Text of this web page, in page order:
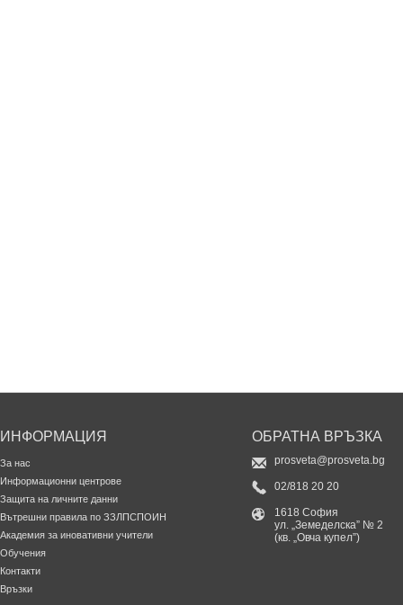
ИНФОРМАЦИЯ
За нас
Информационни центрове
Защита на личните данни
Вътрешни правила по ЗЗЛПСПОИН
Академия за иновативни учители
Обучения
Контакти
Връзки
ОБРАТНА ВРЪЗКА
prosveta@prosveta.bg
02/818 20 20
1618 София
ул. „Земеделска” № 2
(кв. „Овча купел”)